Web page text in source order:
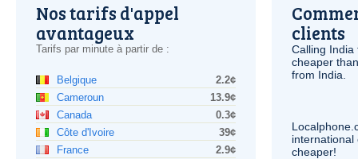
Nos tarifs d'appel
avantageux
Tarifs par minute à partir de :
Belgique
2.2¢
Cameroun
13.9¢
Canada
0.3¢
Côte d'Ivoire
39¢
France
2.9¢
clients
Calling
cheaper
from India.
international
cheaper!